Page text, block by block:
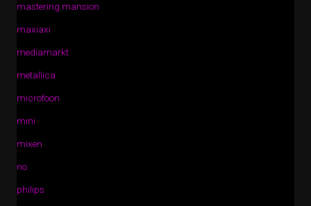
mastering mansion
maxiaxi
mediamarkt
metallica
microfoon
mini
mixen
no
philips